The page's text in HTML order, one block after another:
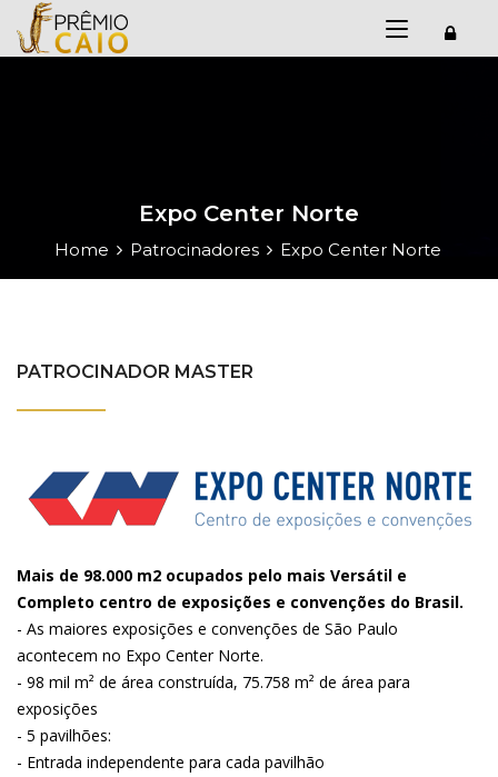
Expo Center Norte
Home Patrocinadores Expo Center Norte
PATROCINADOR MASTER
Mais de 98.000 m2 ocupados pelo mais Versátil e
Completo centro de exposições e convenções do Brasil.
- As maiores exposições e convenções de São Paulo
acontecem no Expo Center Norte.
- 98 mil m² de área construída, 75.758 m² de área para
exposições
- 5 pavilhões:
- Entrada independente para cada pavilhão